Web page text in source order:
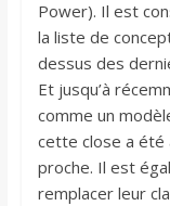
Power). Il est
la liste de
dessus des
Et jusqu’à
comme un
cette close a été
proche. Il est
remplacer leur